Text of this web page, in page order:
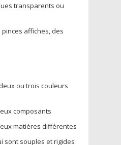
transparents ou
affiches, des
ou trois couleurs
composants
matières différentes
sont souples et rigides